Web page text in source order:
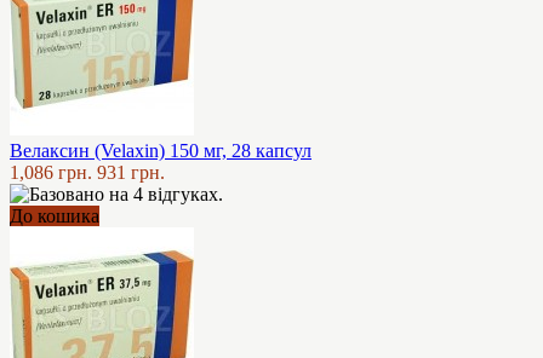
Велаксин (Velaxin) 150 мг, 28 капсул
1,086 грн. 931 грн.
До кошика